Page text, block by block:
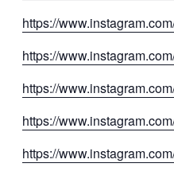
https://
https://
https://
https://
https://